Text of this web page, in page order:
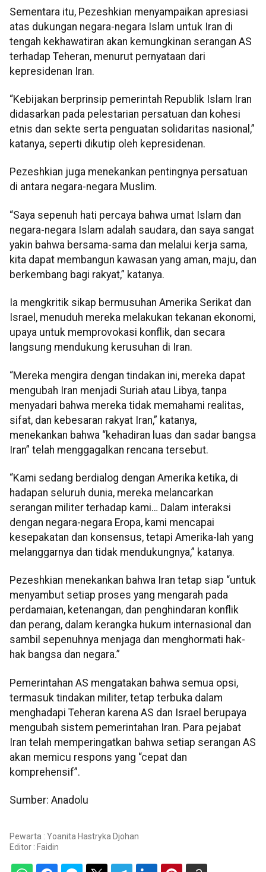
Sementara itu, Pezeshkian menyampaikan apresiasi
atas dukungan negara-negara Islam untuk Iran di
tengah kekhawatiran akan kemungkinan serangan AS
terhadap Teheran, menurut pernyataan dari
kepresidenan Iran.
“Kebijakan berprinsip pemerintah Republik Islam Iran
didasarkan pada pelestarian persatuan dan kohesi
etnis dan sekte serta penguatan solidaritas nasional,”
katanya, seperti dikutip oleh kepresidenan.
Pezeshkian juga menekankan pentingnya persatuan
di antara negara-negara Muslim.
“Saya sepenuh hati percaya bahwa umat Islam dan
negara-negara Islam adalah saudara, dan saya sangat
yakin bahwa bersama-sama dan melalui kerja sama,
kita dapat membangun kawasan yang aman, maju, dan
berkembang bagi rakyat,” katanya.
Ia mengkritik sikap bermusuhan Amerika Serikat dan
Israel, menuduh mereka melakukan tekanan ekonomi,
upaya untuk memprovokasi konflik, dan secara
langsung mendukung kerusuhan di Iran.
“Mereka mengira dengan tindakan ini, mereka dapat
mengubah Iran menjadi Suriah atau Libya, tanpa
menyadari bahwa mereka tidak memahami realitas,
sifat, dan kebesaran rakyat Iran,” katanya,
menekankan bahwa “kehadiran luas dan sadar bangsa
Iran” telah menggagalkan rencana tersebut.
“Kami sedang berdialog dengan Amerika ketika, di
hadapan seluruh dunia, mereka melancarkan
serangan militer terhadap kami… Dalam interaksi
dengan negara-negara Eropa, kami mencapai
kesepakatan dan konsensus, tetapi Amerika-lah yang
melanggarnya dan tidak mendukungnya,” katanya.
Pezeshkian menekankan bahwa Iran tetap siap “untuk
menyambut setiap proses yang mengarah pada
perdamaian, ketenangan, dan penghindaran konflik
dan perang, dalam kerangka hukum internasional dan
sambil sepenuhnya menjaga dan menghormati hak-
hak bangsa dan negara.”
Pemerintahan AS mengatakan bahwa semua opsi,
termasuk tindakan militer, tetap terbuka dalam
menghadapi Teheran karena AS dan Israel berupaya
mengubah sistem pemerintahan Iran. Para pejabat
Iran telah memperingatkan bahwa setiap serangan AS
akan memicu respons yang “cepat dan
komprehensif”.
Sumber: Anadolu
Pewarta : Yoanita Hastryka Djohan
Editor : Faidin